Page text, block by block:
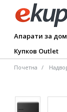
Апарати за
Купков Outlet
Почетна